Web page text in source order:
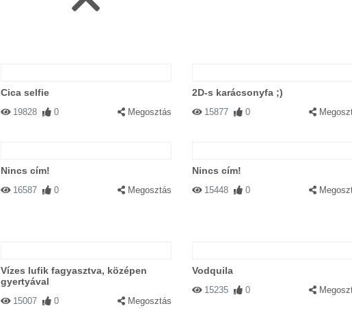
Cica selfie
19828 0 Megosztás
2D-s karácsonyfa ;)
15877 0
Nincs cím!
16587 0 Megosztás
Nincs cím!
15448 0
Vízes lufik fagyasztva, középen
gyertyával
15007 0 Megosztás
Vodquila
15235 0